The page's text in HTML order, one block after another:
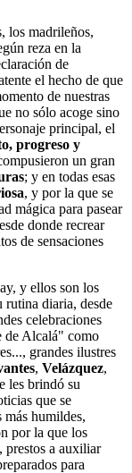
los madrileños,
reza en la
de
el hecho de que
de nuestras
no sólo acoge sino
principal, el
progreso y
un gran
; y en todas esas
, y por la que se
mágica para pasear
donde recrear
de sensaciones
y ellos son los
rutina diaria, desde
celebraciones
de Alcalá" como
grandes ilustres
, Velázquez,
les brindó su
que se
más humildes,
por la que los
prestos a auxiliar
para